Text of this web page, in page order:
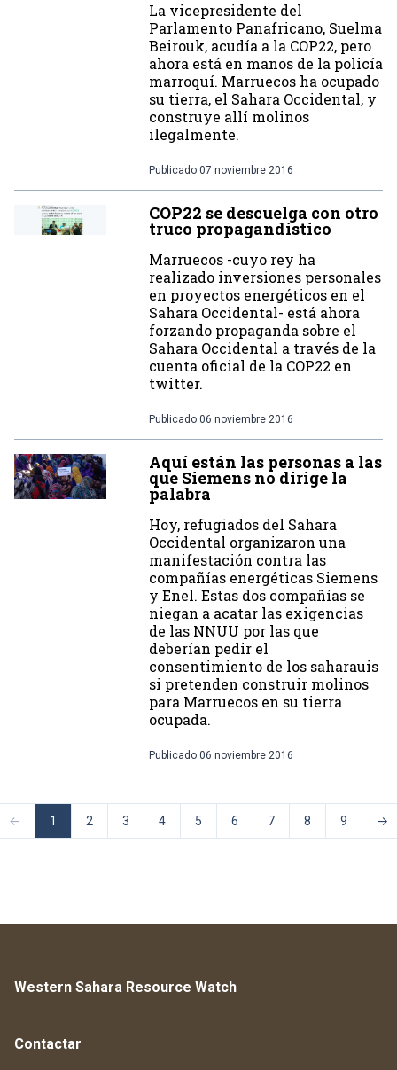
La vicepresidente del
Parlamento Panafricano, Suelma
Beirouk, acudía a la COP22, pero
ahora está en manos de la policía
marroquí. Marruecos ha ocupado
su tierra, el Sahara Occidental, y
construye allí molinos
ilegalmente.
Publicado 07 noviembre 2016
COP22 se descuelga con otro
truco propagandístico
Marruecos -cuyo rey ha
realizado inversiones personales
en proyectos energéticos en el
Sahara Occidental- está ahora
forzando propaganda sobre el
Sahara Occidental a través de la
cuenta oficial de la COP22 en
twitter.
Publicado 06 noviembre 2016
Aquí están las personas a las
que Siemens no dirige la
palabra
Hoy, refugiados del Sahara
Occidental organizaron una
manifestación contra las
compañías energéticas Siemens
y Enel. Estas dos compañías se
niegan a acatar las exigencias
de las NNUU por las que
deberían pedir el
consentimiento de los saharauis
si pretenden construir molinos
para Marruecos en su tierra
ocupada.
Publicado 06 noviembre 2016
← 1 2 3 4 5 6 7 8 9 →
Western Sahara Resource Watch
Contactar